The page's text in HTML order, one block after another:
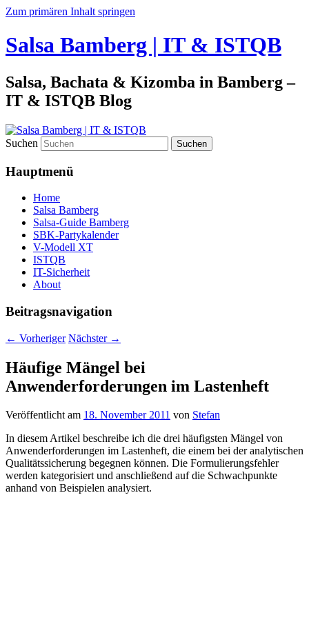
Zum primären Inhalt springen
Salsa Bamberg | IT & ISTQB
Salsa, Bachata & Kizomba in Bamberg –
IT & ISTQB Blog
Suchen
Hauptmenü
Home
Salsa Bamberg
Salsa-Guide Bamberg
SBK-Partykalender
V-Modell XT
ISTQB
IT-Sicherheit
About
Beitragsnavigation
← Vorheriger Nächster →
Häufige Mängel bei
Anwenderforderungen im Lastenheft
Veröffentlicht am 18. November 2011 von Stefan
In diesem Artikel beschreibe ich die drei häufigsten Mängel von
Anwenderforderungen im Lastenheft, die einem bei der analytischen
Qualitätssicherung begegnen können. Die Formulierungsfehler
werden kategorisiert und anschließend auf die Schwachpunkte
anhand von Beispielen analysiert.